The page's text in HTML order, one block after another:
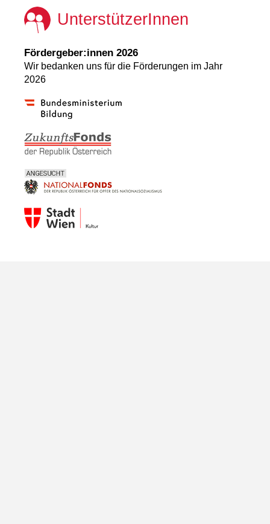
UnterstützerInnen
Fördergeber:innen 2026
Wir bedanken uns für die Förderungen im Jahr
2026